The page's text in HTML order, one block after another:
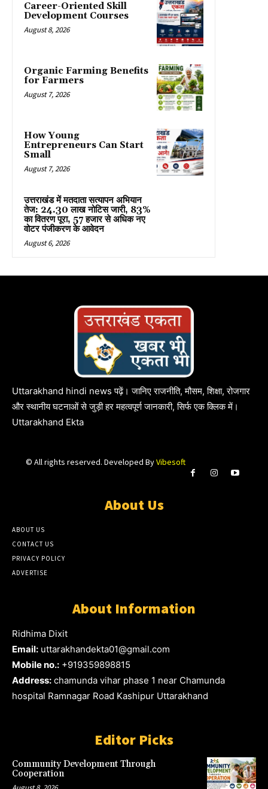
Career-Oriented Skill
Development Courses
August 8, 2026
Organic Farming Benefits
for Farmers
August 7, 2026
How Young
Entrepreneurs Can Start
Small
August 7, 2026
उत्तराखंड में मतदाता सत्यापन अभियान
तेज: 24.30 लाख नोटिस जारी, 83%
का वितरण पूरा, 57 हजार से अधिक नए
वोटर पंजीकरण के आवेदन
August 6, 2026
Uttarakhand hindi news पढ़ें। जानिए राजनीति, मौसम, शिक्षा, रोजगार
और स्थानीय घटनाओं से जुड़ी हर महत्वपूर्ण जानकारी, सिर्फ एक क्लिक में।
Uttarakhand Ekta
© All rights reserved. Developed ByVibesoft
About Us
ABOUT US
CONTACT US
PRIVACY POLICY
ADVERTISE
About Information
Ridhima Dixit
Email: uttarakhandekta01@gmail.com
Mobile no.: +919359898815
Address: chamunda vihar phase 1 near Chamunda
hospital Ramnagar Road Kashipur Uttarakhand
Editor Picks
Community Development Through
Cooperation